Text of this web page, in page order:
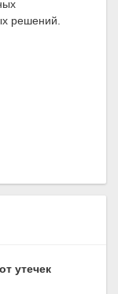
решений.
утечек